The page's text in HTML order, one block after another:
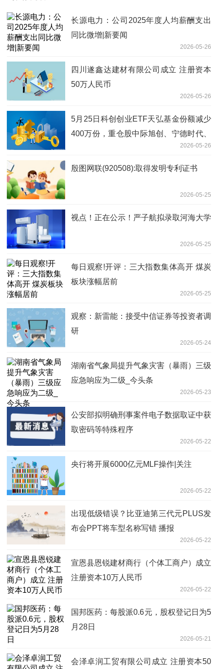
长源电力：公司2025年度人均薪酬支出
同比微增|新要闻
2026-05-26
四川遂鑫达建材有限公司成立 注册资本
50万人民币
2026-05-26
5月25日科创创业ETF天弘基金份额减少
400万份，重仓股中际旭创、宁德时代、
2026-05-26
殷图网联(920508):取得发明专利证书
2026-05-25
视点！正在公示！严子航拟录取河海大学
2026-05-25
每日观察!开评：三大指数集体高开 煤炭
板块涨幅居前
2026-05-25
观察：新雷能：接受中信证券等投资者调
研
2026-05-24
湖南省气象局提升气象灾害（暴雨）三级
应急响应为二级_今头条
2026-05-23
公安部拟明确刑事案件电子数据取证中获
取密码等特殊程序
2026-05-22
央行将开展6000亿元MLF操作|关注
2026-05-22
出现低级错误？比亚迪第三代元PLUS发
布会PPT将车型名称写错 播报
2026-05-22
宣恩县恩锐建材商行（个体工商户）成立
注册资本10万人民币
2026-05-22
国邦医药：每股派0.6元，股权登记日为5
月28日
2026-05-21
会泽卓润工贸有限公司成立 注册资本50